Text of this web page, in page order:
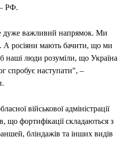
РФ.
дуже важливий напрямок. Ми
А росіяни мають бачити, що ми
наші люди розуміли, що Україна
спробує наступати", –
військової адміністрації
що фортифікації складаються з
бліндажів та інших видів